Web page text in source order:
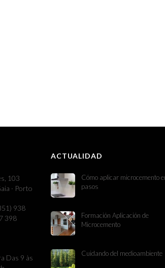
103
· Porto
938
398
Das 9 às
ACTUALIDAD
Cómo aplicar microcemento
pasos
Formación Aplicación de
Microcemento
Cuidando del medioambiente